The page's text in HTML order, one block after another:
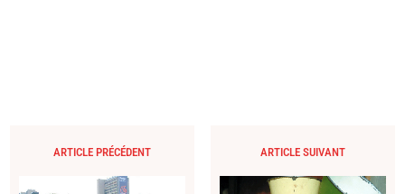
ARTICLE PRÉCÉDENT ARTICLE SUIVANT